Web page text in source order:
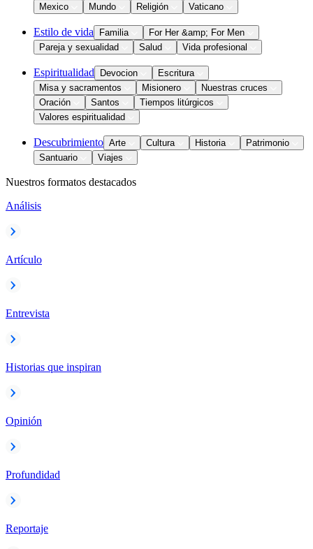
Mexico
Mundo Religión Vaticano
Estilo de vida Familia
For Her &amp; For Men
Pareja y sexualidad
Salud Vida profesional
Espiritualidad Devocion
Escritura
Misa y sacramentos
Misionero
Nuestras cruces
Oración
Santos
Tiempos litúrgicos
Valores espiritualidad
Descubrimiento Arte Cultura Historia
Patrimonio
Santuario
Viajes
Nuestros formatos destacados
Análisis
Artículo
Entrevista
Historias que inspiran
Opinión
Profundidad
Reportaje